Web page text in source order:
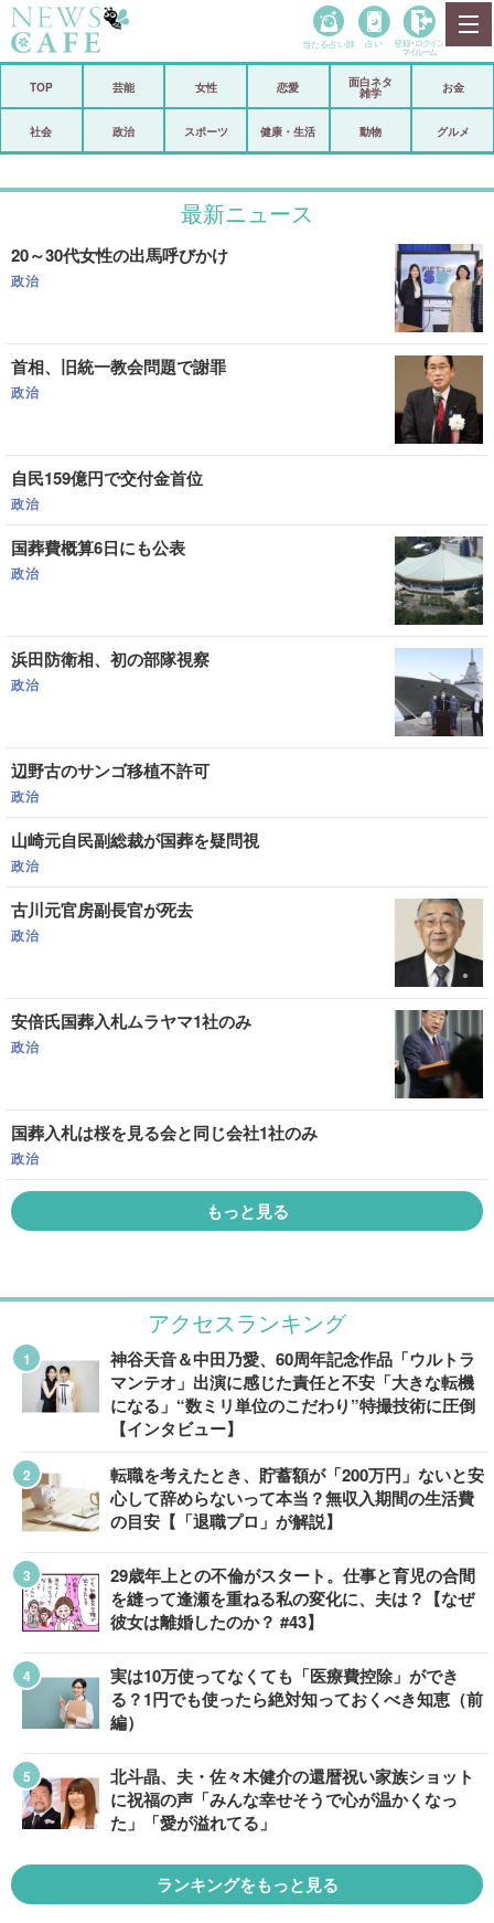
政治
スポーツ
恋愛
リリース ショップ
当たる占い師 占い 登録• ログイン
マイルーム
TOP 芸能 女性 恋愛
面白ネタ
雑学
お金
社会 政治 スポーツ 健康・生活 動物 グルメ
最新ニュース
20～30代女性の出馬呼びかけ
政治
首相、旧統一教会問題で謝罪
政治
自民159億円で交付金首位
政治
国葬費概算6日にも公表
政治
浜田防衛相、初の部隊視察
政治
辺野古のサンゴ移植不許可
政治
山崎元自民副総裁が国葬を疑問視
政治
古川元官房副長官が死去
政治
安倍氏国葬入札ムラヤマ1社のみ
政治
国葬入札は桜を見る会と同じ会社1社のみ
政治
もっと見る
アクセスランキング
神谷天音＆中田乃愛、60周年記念作品「ウルトラ
マンテオ」出演に感じた責任と不安「大きな転機
になる」“数ミリ単位のこだわり”特撮技術に圧倒
【インタビュー】
転職を考えたとき、貯蓄額が「200万円」ないと安
心して辞めらないって本当？無収入期間の生活費
の目安【「退職プロ」が解説】
29歳年上との不倫がスタート。仕事と育児の合間
を縫って逢瀬を重ねる私の変化に、夫は？【なぜ
彼女は離婚したのか？ #43】
実は10万使ってなくても「医療費控除」ができ
る？1円でも使ったら絶対知っておくべき知恵（前
編）
北斗晶、夫・佐々木健介の還暦祝い家族ショット
に祝福の声「みんな幸せそうで心が温かくなっ
た」「愛が溢れてる」
ランキングをもっと見る